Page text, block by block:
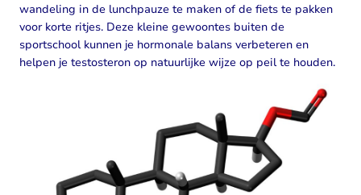
wandeling in de lunchpauze te maken of de fiets te pakken
voor korte ritjes. Deze kleine gewoontes buiten de
sportschool kunnen je hormonale balans verbeteren en
helpen je testosteron op natuurlijke wijze op peil te houden.